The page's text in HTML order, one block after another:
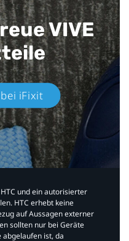
VIVE
iFixit​
und ein autorisierter
HTC erhebt keine
auf Aussagen externer
sollten nur bei Geräte
ist, da